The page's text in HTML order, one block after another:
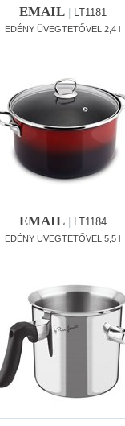
EMAIL| LT1181
EDÉNY ÜVEGTETŐVEL 2,4 l
EMAIL| LT1184
EDÉNY ÜVEGTETŐVEL 5,5 l